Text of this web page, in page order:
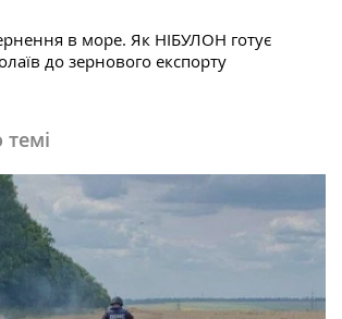
в море. Як НІБУЛОН готує
до зернового експорту